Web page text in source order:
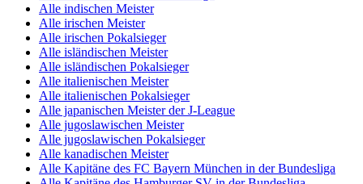
Alle indischen Meister
Alle irischen Meister
Alle irischen Pokalsieger
Alle isländischen Meister
Alle isländischen Pokalsieger
Alle italienischen Meister
Alle italienischen Pokalsieger
Alle japanischen Meister der J-League
Alle jugoslawischen Meister
Alle jugoslawischen Pokalsieger
Alle kanadischen Meister
Alle Kapitäne des FC Bayern München in der Bundesliga